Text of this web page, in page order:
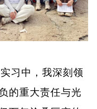
习中，我深刻领
的重大责任与光